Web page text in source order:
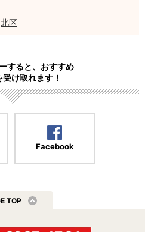
北区
すると、おすすめ
け取れます！
Facebook
TOP